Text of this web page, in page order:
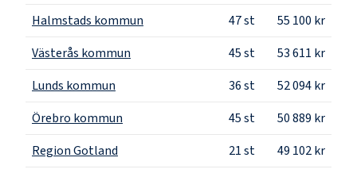
Halmstads kommun
47st
55 100 kr
Västerås kommun
45st
53 611 kr
Lunds kommun
36st
52 094 kr
Örebro kommun
45st
50 889 kr
Region Gotland
21st
49 102 kr